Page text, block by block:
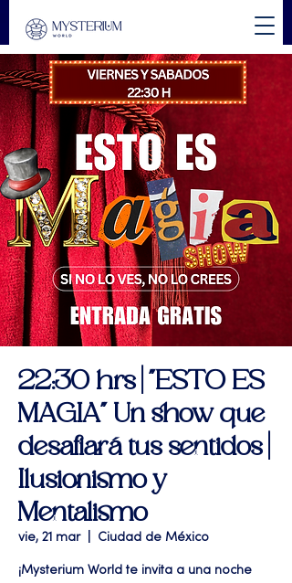
22:30 hrs | "ESTO ES
MAGIA" Un show que
desafiará tus sentidos |
Ilusionismo y
Mentalismo
vie, 21 mar
  |
Ciudad de México
¡Mysterium World te invita a una noche